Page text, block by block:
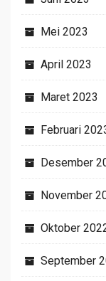
Mei 2023
April 2023
Maret 2023
Februari
Desember
November
Oktober
September